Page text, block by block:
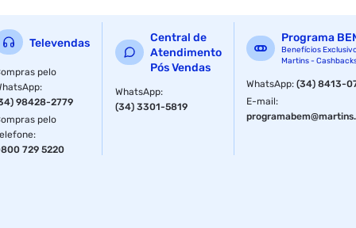
Televendas
pelo
:
98428-2779
pelo
:
729 5220
Central de
Atendimento
Pós Vendas
WhatsApp:
(34) 3301-5819
Programa
Benefícios
Martins -
WhatsApp:(34) 8413-
E-mail: